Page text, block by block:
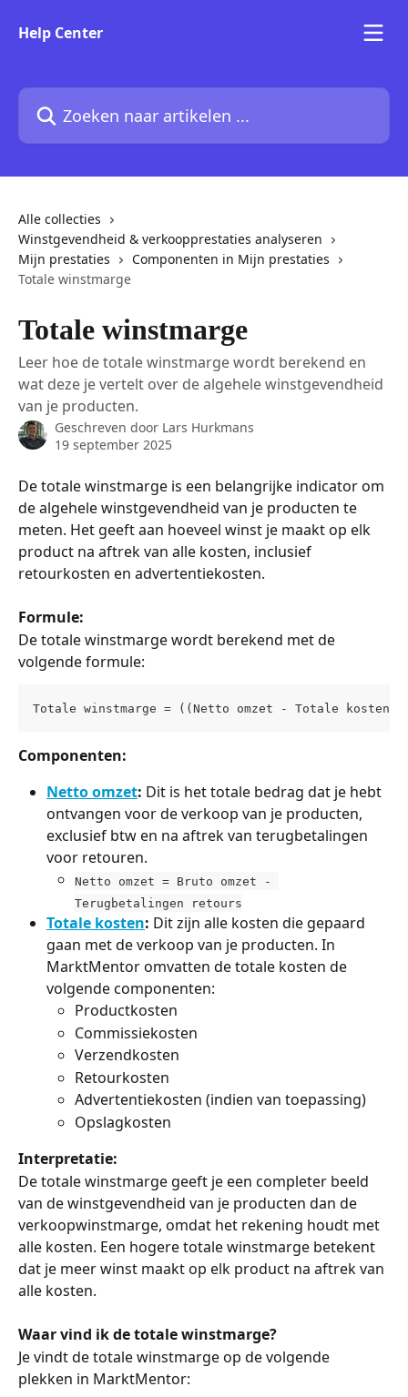
Help Center
Zoeken naar artikelen ...
Alle collecties
Winstgevendheid & verkoopprestaties analyseren
Mijn prestaties
Componenten in Mijn prestaties
Totale winstmarge
Totale winstmarge
Leer hoe de totale winstmarge wordt berekend en
wat deze je vertelt over de algehele winstgevendheid
van je producten.
Geschreven door Lars Hurkmans
19 september 2025
De totale winstmarge is een belangrijke indicator om
de algehele winstgevendheid van je producten te
meten. Het geeft aan hoeveel winst je maakt op elk
product na aftrek van alle kosten, inclusief
retourkosten en advertentiekosten.
Formule:
De totale winstmarge wordt berekend met de
volgende formule:
Totale winstmarge = ((Netto omzet - Totale kosten)
Componenten:
Netto omzet: Dit is het totale bedrag dat je hebt
ontvangen voor de verkoop van je producten,
exclusief btw en na aftrek van terugbetalingen
voor retouren.
Netto omzet = Bruto omzet -
Terugbetalingen retours
Totale kosten: Dit zijn alle kosten die gepaard
gaan met de verkoop van je producten. In
MarktMentor omvatten de totale kosten de
volgende componenten:
Productkosten
Commissiekosten
Verzendkosten
Retourkosten
Advertentiekosten (indien van toepassing)
Opslagkosten
Interpretatie:
De totale winstmarge geeft je een completer beeld
van de winstgevendheid van je producten dan de
verkoopwinstmarge, omdat het rekening houdt met
alle kosten. Een hogere totale winstmarge betekent
dat je meer winst maakt op elk product na aftrek van
alle kosten.
Waar vind ik de totale winstmarge?
Je vindt de totale winstmarge op de volgende
plekken in MarktMentor: